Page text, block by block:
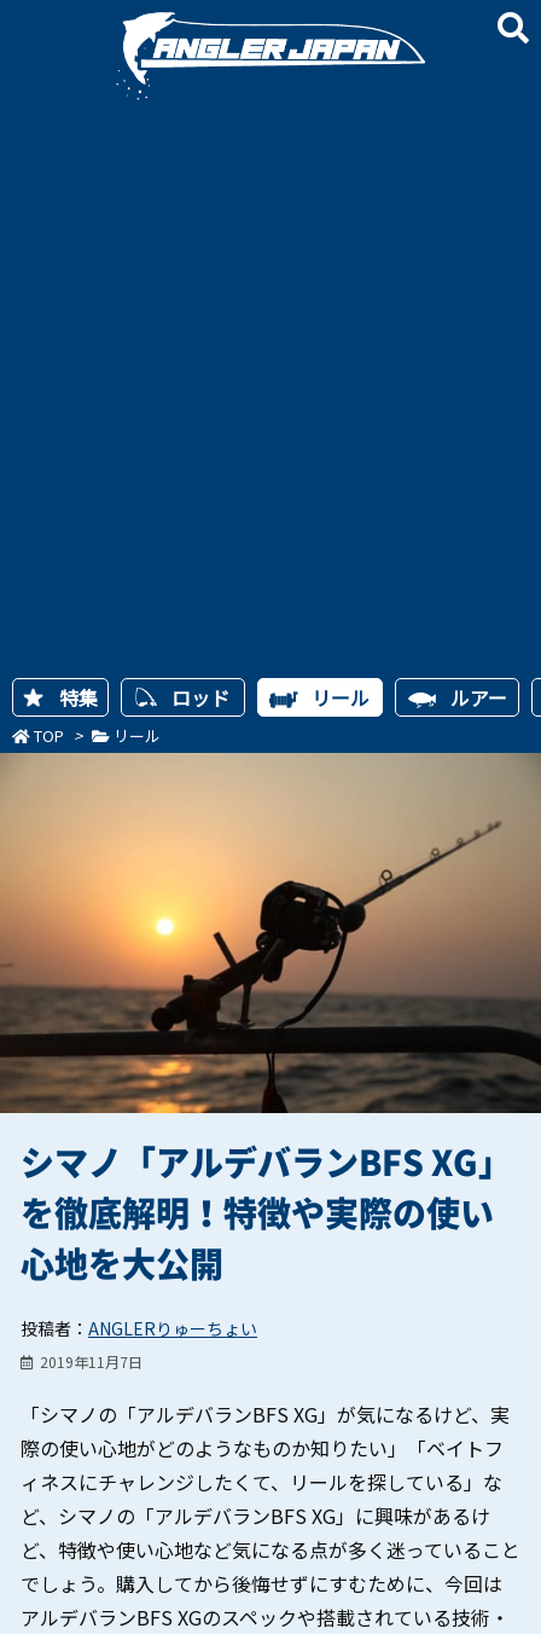
特集 ロッド リール ルアー
TOP > リール
シマノ「アルデバランBFS XG」
を徹底解明！特徴や実際の使い
心地を大公開
投稿者： ANGLERりゅーちょい
2019年11月7日
「シマノの「アルデバランBFS XG」が気になるけど、実
際の使い心地がどのようなものか知りたい」「ベイトフ
ィネスにチャレンジしたくて、リールを探している」な
ど、シマノの「アルデバランBFS XG」に興味があるけ
ど、特徴や使い心地など気になる点が多く迷っていること
でしょう。購入してから後悔せずにすむために、今回は
アルデバランBFS XGのスペックや搭載されている技術・